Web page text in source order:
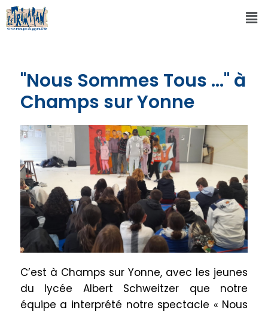
"Nous Sommes Tous ..." à
Champs sur Yonne
C’est à Champs sur Yonne, avec les jeunes
du lycée Albert Schweitzer que notre
équipe a interprété notre spectacle « Nous